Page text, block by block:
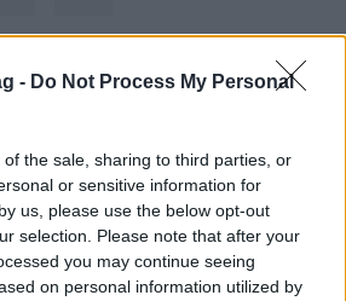
- Do Not Process My Personal
the sale, sharing to third parties, or
or sensitive information for
us, please use the below opt-out
selection. Please note that after your
you may continue seeing
on personal information utilized by
értesülj a friss hírekről a
Követem